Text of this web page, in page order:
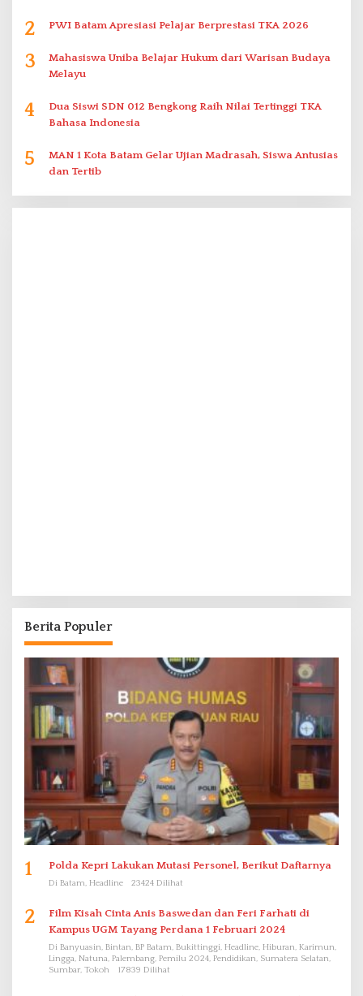
2 PWI Batam Apresiasi Pelajar Berprestasi TKA 2026
3
Mahasiswa Uniba Belajar Hukum dari Warisan Budaya
Melayu
4
Dua Siswi SDN 012 Bengkong Raih Nilai Tertinggi TKA
Bahasa Indonesia
5
MAN 1 Kota Batam Gelar Ujian Madrasah, Siswa Antusias
dan Tertib
Berita Populer
1 Polda Kepri Lakukan Mutasi Personel, Berikut Daftarnya
Di Batam, Headline 23424 Dilihat
2
Film Kisah Cinta Anis Baswedan dan Feri Farhati di
Kampus UGM Tayang Perdana 1 Februari 2024
Di Banyuasin, Bintan, BP Batam, Bukittinggi, Headline, Hiburan, Karimun,
Lingga, Natuna, Palembang, Pemilu 2024, Pendidikan, Sumatera Selatan,
Sumbar, Tokoh
17839 Dilihat